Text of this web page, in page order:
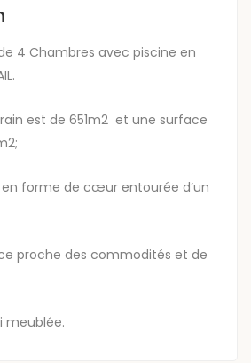
4 Chambres avec piscine en
est de 651m2 et une surface
en forme de cœur entourée d’un
proche des commodités et de
meublée.